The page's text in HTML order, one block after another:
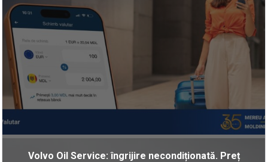
Volvo Oil Service: îngrijire necondiționată. Preț